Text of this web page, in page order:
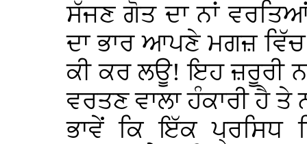
ਸੱਜਣ ਗੋਤ ਦਾ ਨਾਂ
ਦਾ ਭਾਰ ਆਪਣੇ ਮਗਜ਼
ਕੀ ਕਰ ਲਊ! ਇਹ ਜ਼ਰੂਰੀ
ਵਰਤਣ ਵਾਲਾ ਹੰਕਾਰੀ ਹੈ ਤੇ
ਭਾਵੇਂ ਕਿ ਇੱਕ ਪ੍ਰਸਿਧ